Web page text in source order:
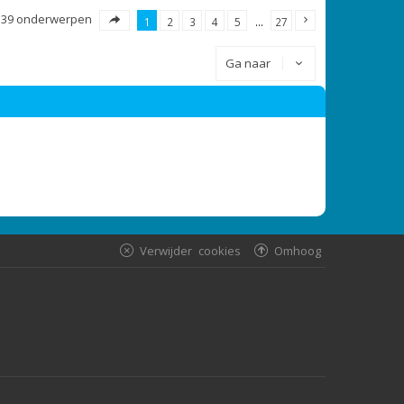
onderwerpen 1 2 3 4 5 … 27
Ga naar
Omhoog
Verwijder cookies